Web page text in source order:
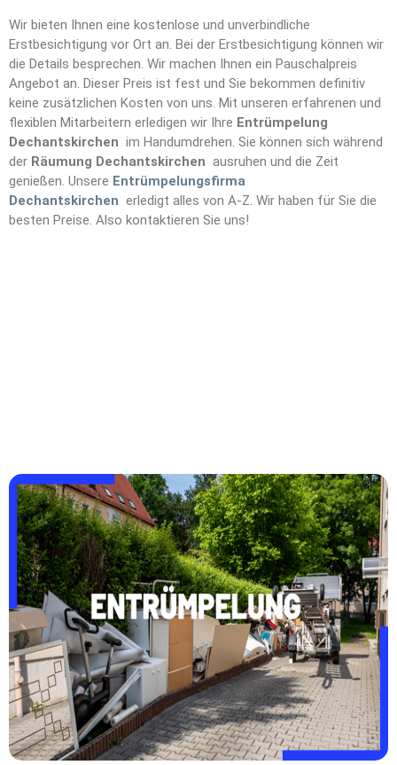
Wir bieten Ihnen eine kostenlose und unverbindliche
Erstbesichtigung vor Ort an. Bei der Erstbesichtigung können wir
die Details besprechen. Wir machen Ihnen ein Pauschalpreis
Angebot an. Dieser Preis ist fest und Sie bekommen definitiv
keine zusätzlichen Kosten von uns. Mit unseren erfahrenen und
flexiblen Mitarbeitern erledigen wir Ihre Entrümpelung
Dechantskirchen im Handumdrehen. Sie können sich während
der Räumung Dechantskirchen ausruhen und die Zeit
genießen. Unsere Entrümpelungsfirma
Dechantskirchen erledigt alles von A-Z. Wir haben für Sie die
besten Preise. Also kontaktieren Sie uns!